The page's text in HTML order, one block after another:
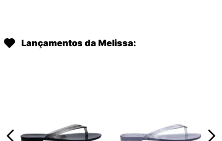
Lançamentos da Melissa: